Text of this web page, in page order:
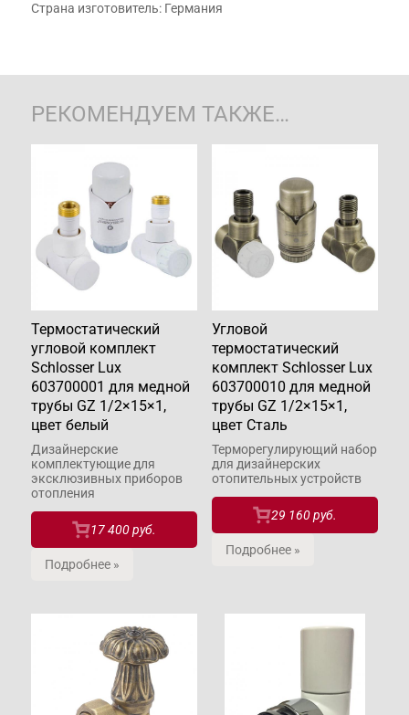
Страна изготовитель: Германия
РЕКОМЕНДУЕМ ТАКЖЕ…
Термостатический
угловой комплект
Schlosser Lux
603700001 для медной
трубы GZ 1/2×15×1,
цвет белый
Дизайнерские
комплектующие для
эксклюзивных приборов
отопления
17 400 руб.
Подробнее »
Угловой
термостатический
комплект Schlosser Lux
603700010 для медной
трубы GZ 1/2×15×1,
цвет Сталь
Терморегулирующий набор
для дизайнерских
отопительных устройств
29 160 руб.
Подробнее »